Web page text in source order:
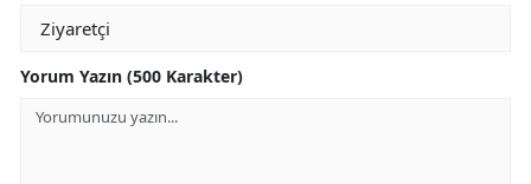
Yorum Yazın (500 Karakter)